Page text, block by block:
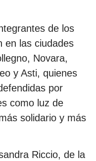
de los
en las ciudades
Novara,
y Asti, quienes
por
como luz de
solidario y más
Riccio, de la